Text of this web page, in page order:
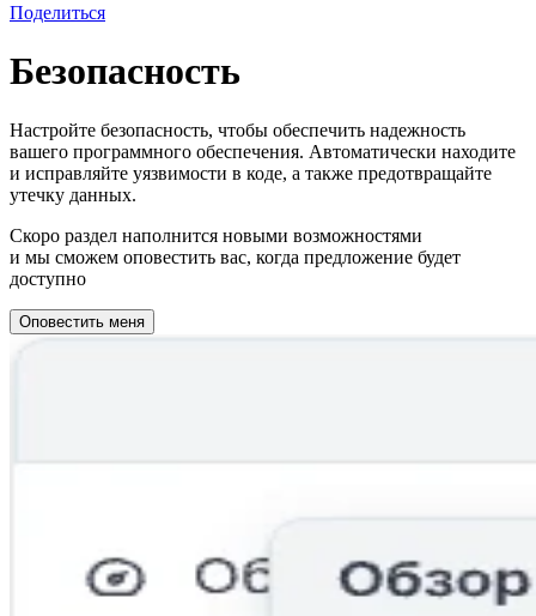
Поделиться
Безопасность
Настройте безопасность, чтобы обеспечить надежность
вашего программного обеспечения. Автоматически находите
и исправляйте уязвимости в коде, а также предотвращайте
утечку данных.
Скоро раздел наполнится новыми возможностями
и мы сможем оповестить вас, когда предложение будет
доступно
Оповестить меня